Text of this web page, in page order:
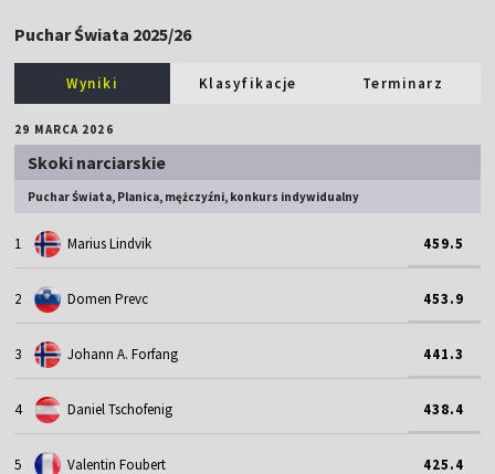
Puchar Świata 2025/26
Wyniki Klasyfikacje Terminarz
29 MARCA 2026
Skoki narciarskie
Puchar Świata, Planica, mężczyźni, konkurs indywidualny
1 Marius Lindvik 459.5
2 Domen Prevc 453.9
3 Johann A. Forfang 441.3
4 Daniel Tschofenig 438.4
5 Valentin Foubert 425.4